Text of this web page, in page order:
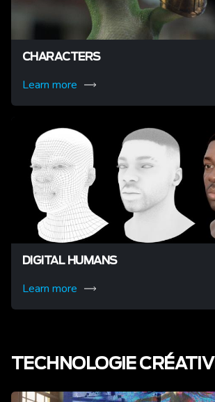
CHARACTERS
Learn more
DIGITAL HUMANS
Learn more
TECHNOLOGIE